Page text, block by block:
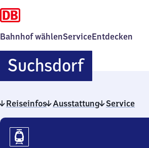
Bahnhof wählenServiceEntdecken
SuchsdorfSuchsdorf
Reiseinfos Ausstattung Service
Reiseinfos